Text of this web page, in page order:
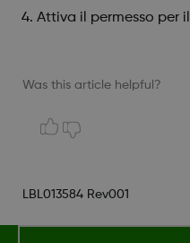
Attiva il permesso per
Was this article helpful?
LBL013584 Rev001